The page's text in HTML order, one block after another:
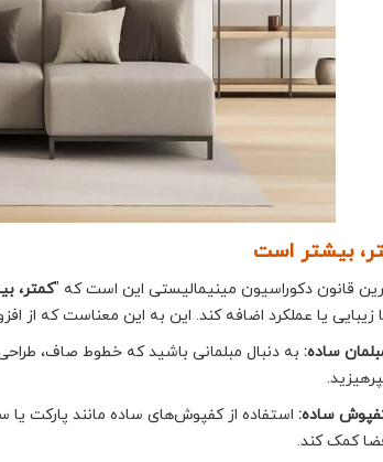
قانون دکوراسیون مینیمالیستی این است که "کمتر،
زیبایی یا عملکرد اضافه کند. این به این معناست که از
ساده: به دنبال مبلمانی باشید که خطوط صاف،
ساده: استفاده از کفپوش‌های ساده مانند پارکت
کمک کند.